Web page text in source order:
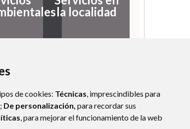
de cookies: Técnicas, imprescindibles para
De personalización, para recordar sus
, para mejorar el funcionamiento de la web
la localidad